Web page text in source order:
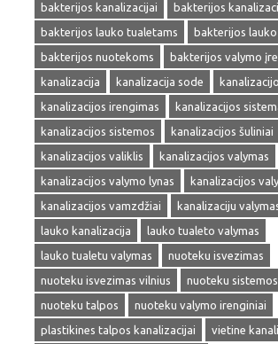
bakterijos kanalizacijai
bakterijos
bakterijos lauko tualetams
bakterijos
bakterijos nuotekoms
bakterijos valymo
kanalizacija
kanalizacija sode
kanalizacijos irengimas
kanalizacijos
kanalizacijos sistemos
kanalizacijos šuliniai
kanalizacijos valiklis
kanalizacijos valymas
kanalizacijos valymo lynas
kanalizacijos
kanalizacijos vamzdžiai
kanalizaciju
lauko kanalizacija
lauko tualeto valymas
lauko tualetu valymas
nuoteku isvezimas
nuoteku isvezimas vilnius
nuoteku sistemos
nuoteku talpos
nuoteku valymo irenginiai
plastikines talpos kanalizacijai
vietine